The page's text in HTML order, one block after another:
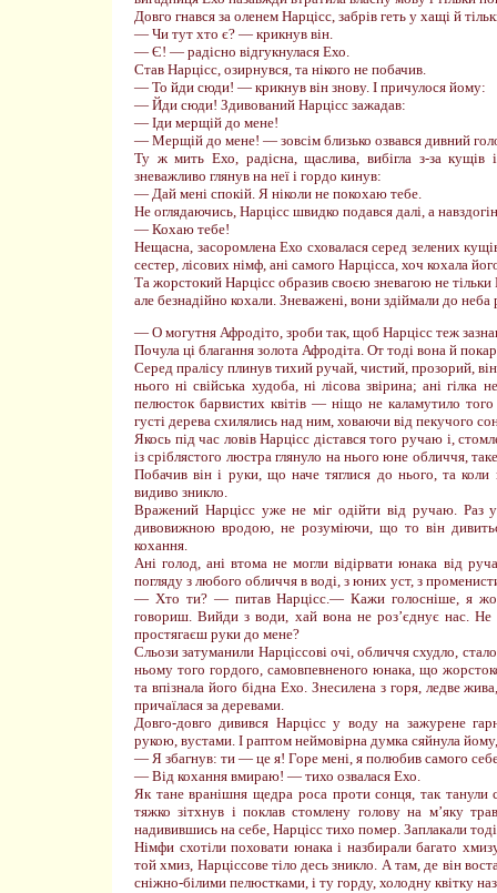
Довго гнався за оленем Нарцісс, забрів геть у хащі й
— Чи тут хто є? — крикнув він.
— Є! — радісно відгукнулася Ехо.
Став Нарцісс, озирнувся, та нікого не побачив.
— То йди сюди! — крикнув він знову. І причулося йому:
— Йди сюди! Здивований Нарцісс зажадав:
— Іди мерщій до мене!
— Мерщій до мене! — зовсім близько озвався дивний
Ту ж мить Ехо, радісна, щаслива, вибігла з-за кущів
зневажливо глянув на неї і гордо кинув:
— Дай мені спокій. Я ніколи не покохаю тебе.
Не оглядаючись, Нарцісс швидко подався далі, а
— Кохаю тебе!
Нещасна, засоромлена Ехо сховалася серед зелених
сестер, лісових німф, ані самого Нарцісса, хоч кохала
Та жорстокий Нарцісс образив своєю зневагою не
але безнадійно кохали. Зневажені, вони здіймали до
— О могутня Афродіто, зроби так, щоб Нарцісс теж
Почула ці благання золота Афродіта. От тоді вона й
Серед пралісу плинув тихий ручай, чистий, прозорий,
нього ні свійська худоба, ні лісова звірина; ані гілка
пелюсток барвистих квітів — ніщо не каламутило
густі дерева схилялись над ним, ховаючи від пекучого
Якось під час ловів Нарцісс дістався того ручаю і,
із сріблястого люстра глянуло на нього юне обличчя,
Побачив він і руки, що наче тяглися до нього, та
видиво зникло.
Вражений Нарцісс уже не міг одійти від ручаю. Раз
дивовижною вродою, не розуміючи, що то він
кохання.
Ані голод, ані втома не могли відірвати юнака від
погляду з любого обличчя в воді, з юних уст, з
— Хто ти? — питав Нарцісс.— Кажи голосніше, я
говориш. Вийди з води, хай вона не роз’єднує нас.
простягаєш руки до мене?
Сльози затуманили Нарціссові очі, обличчя схудло,
ньому того гордого, самовпевненого юнака, що
та впізнала його бідна Ехо. Знесилена з горя, ледве
причаїлася за деревами.
Довго-довго дивився Нарцісс у воду на зажурене
рукою, вустами. І раптом неймовірна думка сяйнула
— Я збагнув: ти — це я! Горе мені, я полюбив самого
— Від кохання вмираю! — тихо озвалася Ехо.
Як тане вранішня щедра роса проти сонця, так танули
тяжко зітхнув і поклав стомлену голову на м’яку
надивившись на себе, Нарцісс тихо помер. Заплакали тоді
Німфи схотіли поховати юнака і назбирали багато
той хмиз, Нарціссове тіло десь зникло. А там, де він
сніжно-білими пелюстками, і ту горду, холодну квітку